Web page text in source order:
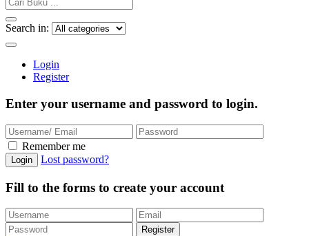
Search in:
Login
Register
Enter your username and password to login.
Remember me
Lost password?
Fill to the forms to create your account